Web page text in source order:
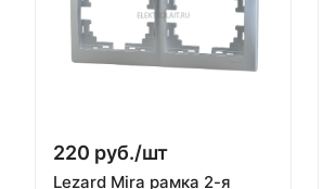
220 руб./шт
Lezard Mira рамка 2-я